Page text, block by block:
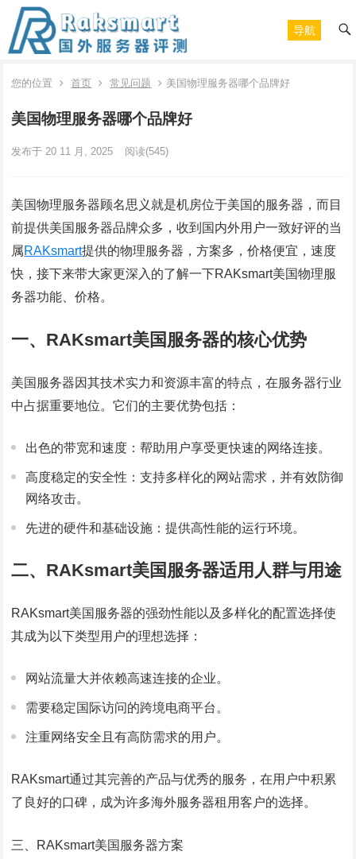
导航
您的位置 首页 常见问题 美国物理服务器哪个品牌好
美国物理服务器哪个品牌好
发布于 20 11 月, 2025 阅读(545)
美国物理服务器顾名思义就是机房位于美国的服务器，而目
前提供美国服务器品牌众多，收到国内外用户一致好评的当
属RAKsmart提供的物理服务器，方案多，价格便宜，速度
快，接下来带大家更深入的了解一下RAKsmart美国物理服
务器功能、价格。
一、RAKsmart美国服务器的核心优势
美国服务器因其技术实力和资源丰富的特点，在服务器行业
中占据重要地位。它们的主要优势包括：
出色的带宽和速度：帮助用户享受更快速的网络连接。
高度稳定的安全性：支持多样化的网站需求，并有效防御
网络攻击。
先进的硬件和基础设施：提供高性能的运行环境。
二、RAKsmart美国服务器适用人群与用途
RAKsmart美国服务器的强劲性能以及多样化的配置选择使
其成为以下类型用户的理想选择：
网站流量大并依赖高速连接的企业。
需要稳定国际访问的跨境电商平台。
注重网络安全且有高防需求的用户。
RAKsmart通过其完善的产品与优秀的服务，在用户中积累
了良好的口碑，成为许多海外服务器租用客户的选择。
三、RAKsmart美国服务器方案